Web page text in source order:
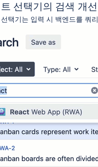
선택기의 검색 개선
택기는 입력 시 백엔드를 쿼